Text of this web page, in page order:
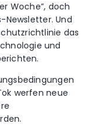
Woche”, doch
Und
das
und
werfen neue